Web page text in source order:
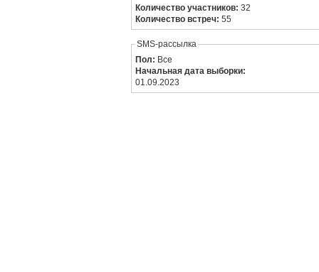
Количество участников:32
Количество встреч:55
SMS-рассылка
Пол: Все
Начальная дата выборки:
01.09.2023